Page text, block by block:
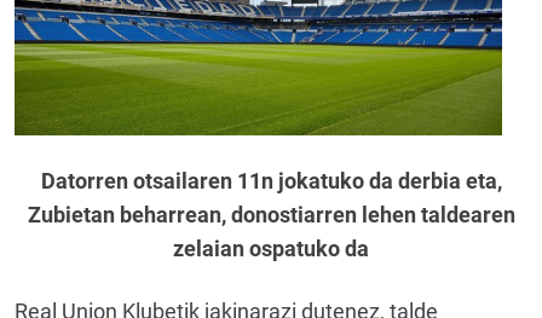
Datorren otsailaren 11n jokatuko da derbia eta,
Zubietan beharrean, donostiarren lehen taldearen
zelaian ospatuko da
Real Union Klubetik jakinarazi dutenez, talde